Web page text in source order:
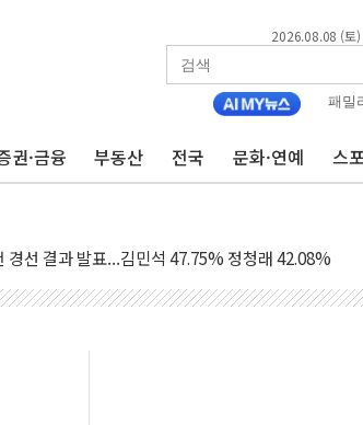
2026.08.08 (토)
패밀
권·금융 부동산 전국 문화·연예 스
항 '산사태 주의보'...경북도, 호우 피해·통제구간 없어
에 '0.86%p' 차 재역전 성공...金 45.42% vs 鄭
경선서 정청래에 승리...47.75% vs 42.08%
후보
과 발표...김민석 45.09% 정청래 43.27% 송영길
결과 발표...김민석 52.64% 정청래 39.89% 송영길
지작…공습 한계·탄약 부족 현실화
최대 50㎜ 폭우…강원 동해안 강한 비 이어져